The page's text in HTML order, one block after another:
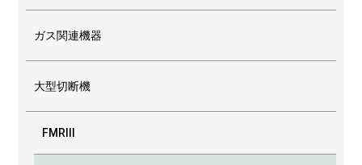
ガス関連機器
大型切断機
FMRⅢ